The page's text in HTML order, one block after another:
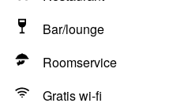
Bar/lounge
Roomservice
Gratis wi-fi